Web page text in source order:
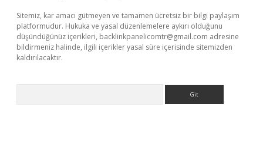
Sitemiz, kar amacı gütmeyen ve tamamen ücretsiz bir bilgi paylaşım
platformudur. Hukuka ve yasal düzenlemelere aykırı olduğunu
düşündüğünüz içerikleri, backlinkpanelicomtr@gmail.com adresine
bildirmeniz halinde, ilgili içerikler yasal süre içerisinde sitemizden
kaldırılacaktır.